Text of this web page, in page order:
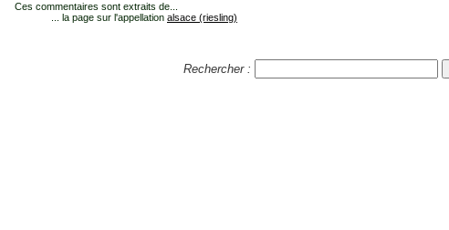
Ces commentaires sont extraits de...
... la page sur l'appellation alsace (riesling)
Rechercher :